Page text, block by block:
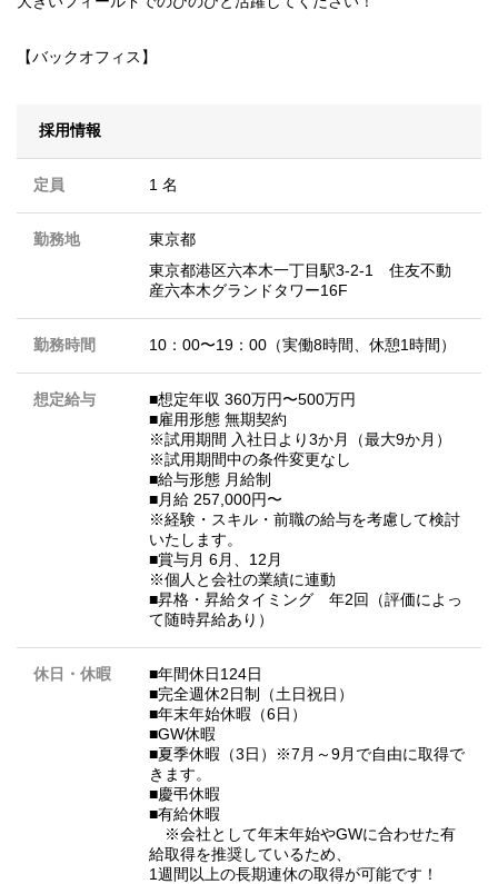
【バックオフィス】
採用情報
定員 1 名
勤務地
東京都
東京都港区六本木一丁目駅3-2-1 住友不動
産六本木グランドタワー16F
勤務時間 10：00〜19：00（実働8時間、休憩1時間）
想定給与
■想定年収 360万円〜500万円
■雇⽤形態 無期契約
※試⽤期間 ⼊社⽇より3か⽉（最⼤9か⽉）
※試⽤期間中の条件変更なし
■給与形態 ⽉給制
■⽉給 257,000円〜
※経験・スキル・前職の給与を考慮して検討
いたします。
■賞与⽉ 6⽉、12⽉
※個⼈と会社の業績に連動
■昇格・昇給タイミング 年2回（評価によっ
て随時昇給あり）
休日・休暇
■年間休日124日
■完全週休2日制（土日祝日）
■年末年始休暇（6日）
■GW休暇
■夏季休暇（3日）※7月～9月で自由に取得で
きます。
■慶弔休暇
■有給休暇
※会社として年末年始やGWに合わせた有
給取得を推奨しているため、
1週間以上の長期連休の取得が可能です！